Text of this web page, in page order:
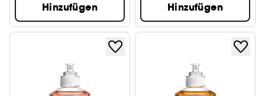
Hinzufügen Hinzufügen